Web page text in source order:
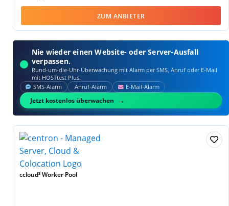
ZUM ANBIETER
Nie wieder einen Website- oder Server-Ausfall
verpassen.
Rund-um-die-Uhr-Überwachung mit Alarm per SMS, Anruf oder E‑Mail
mit HOSTtest Plus.
SMS‑Alarm Anruf‑Alarm E‑Mail‑Alarm
Jetzt kostenlos überwachen
ccloud³ Worker Pool